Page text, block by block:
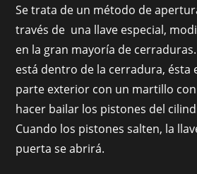
Se trata de un método de
través de una llave especial,
en la gran mayoría de
está dentro de la cerradura, ésta
parte exterior con un martillo
hacer bailar los pistones del
Cuando los pistones salten, la
puerta se abrirá.